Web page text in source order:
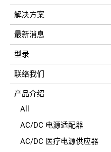
解决方案
最新消息
型录
联络我们
产品介绍
All
AC/DC 电源适配器
AC/DC 医疗电源供应器